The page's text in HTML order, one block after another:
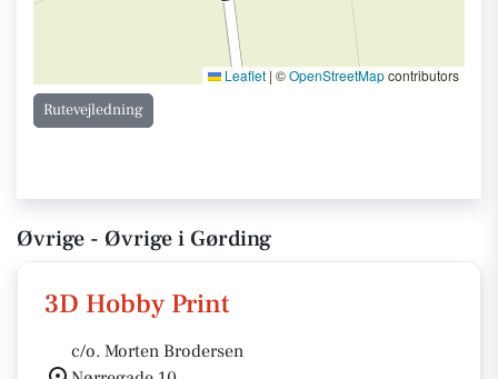
Leaflet | ©OpenStreetMapcontributors
Rutevejledning
Øvrige - Øvrige i Gørding
3D Hobby Print
c/o. Morten Brodersen